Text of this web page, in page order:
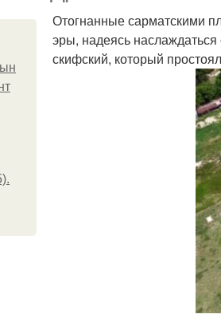
Отогнанные сарматскими
эры, надеясь
скифский, который